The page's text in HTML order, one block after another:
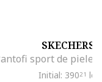
SKECHERS
Initial: 39021 lei